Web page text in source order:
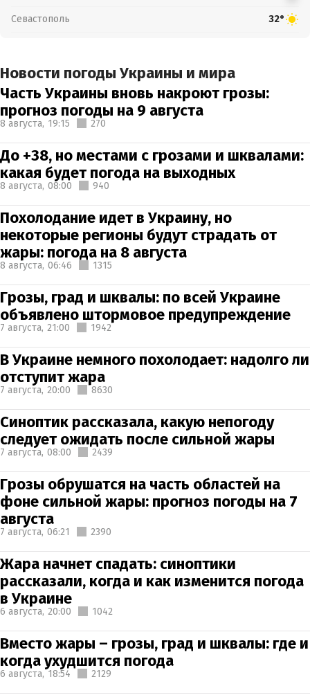
Севастополь 32°
Новости погоды Украины и мира
Часть Украины вновь накроют грозы:
прогноз погоды на 9 августа
8 августа, 19:15 270
До +38, но местами с грозами и шквалами:
какая будет погода на выходных
8 августа, 08:00 940
Похолодание идет в Украину, но
некоторые регионы будут страдать от
жары: погода на 8 августа
8 августа, 06:46 1315
Грозы, град и шквалы: по всей Украине
объявлено штормовое предупреждение
7 августа, 21:00 1942
В Украине немного похолодает: надолго ли
отступит жара
7 августа, 20:00 8630
Синоптик рассказала, какую непогоду
следует ожидать после сильной жары
7 августа, 08:00 2439
Грозы обрушатся на часть областей на
фоне сильной жары: прогноз погоды на 7
августа
7 августа, 06:21 2390
Жара начнет спадать: синоптики
рассказали, когда и как изменится погода
в Украине
6 августа, 20:00 1042
Вместо жары – грозы, град и шквалы: где и
когда ухудшится погода
6 августа, 18:54 2129